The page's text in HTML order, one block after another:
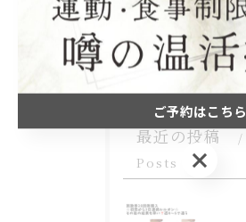
よもぎ蒸し
フェムケア
最近の投稿
Postsご予約はこちら
ご予約はこちら